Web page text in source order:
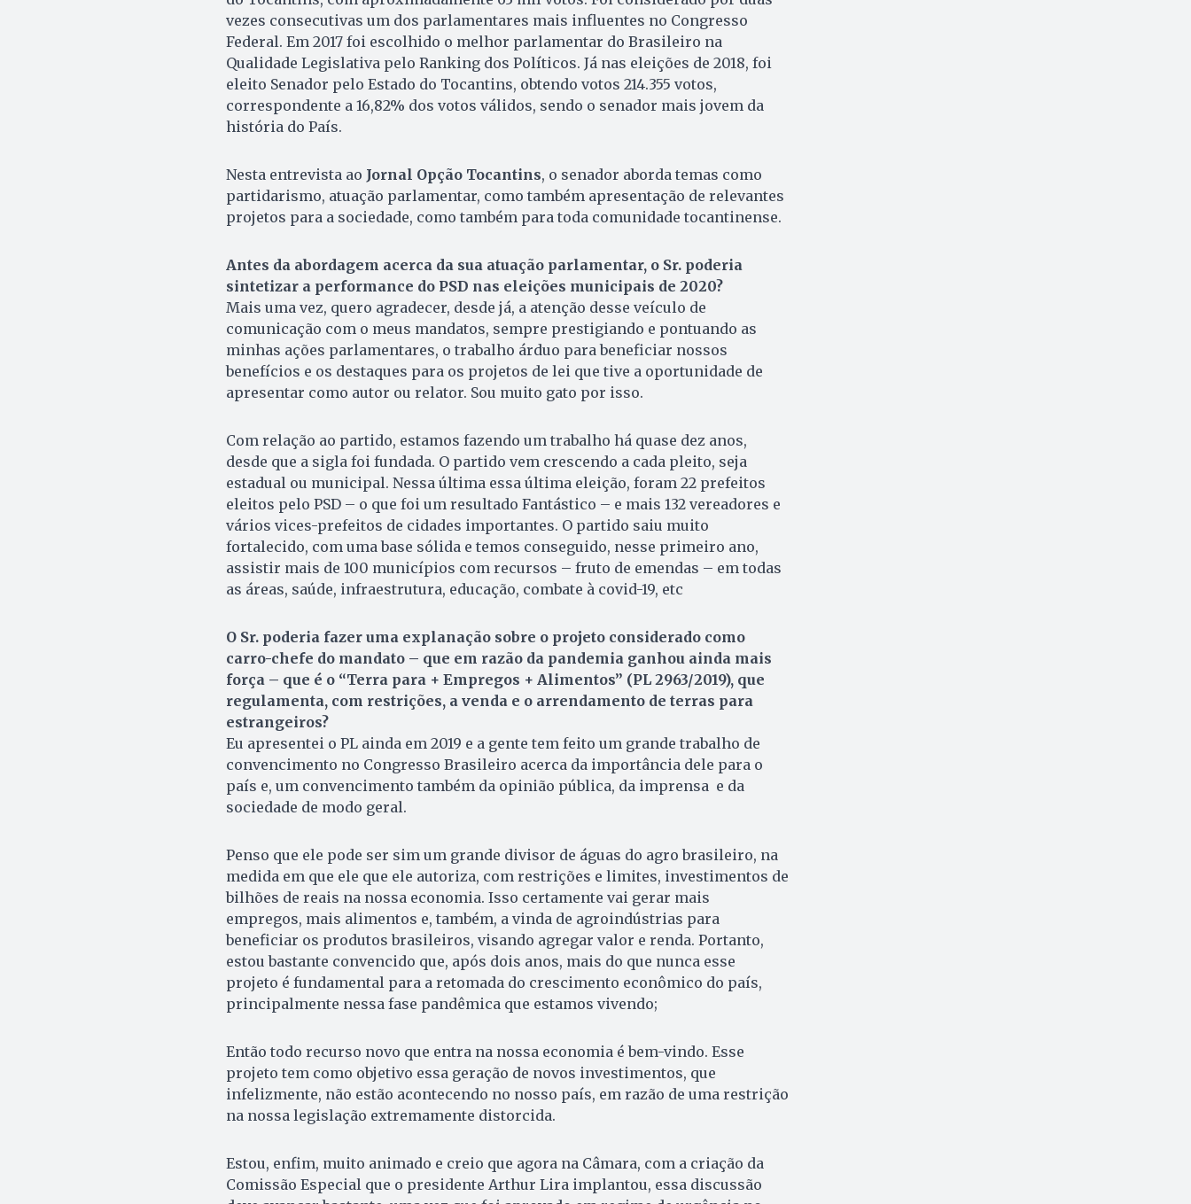
vezes consecutivas um dos parlamentares mais influentes no Congresso
Federal. Em 2017 foi escolhido o melhor parlamentar do Brasileiro na
Qualidade Legislativa pelo Ranking dos Políticos. Já nas eleições de 2018, foi
eleito Senador pelo Estado do Tocantins, obtendo votos 214.355 votos,
correspondente a 16,82% dos votos válidos, sendo o senador mais jovem da
história do País.
Nesta entrevista ao Jornal Opção Tocantins, o senador aborda temas como
partidarismo, atuação parlamentar, como também apresentação de relevantes
projetos para a sociedade, como também para toda comunidade tocantinense.
Antes da abordagem acerca da sua atuação parlamentar, o Sr. poderia
sintetizar a performance do PSD nas eleições municipais de 2020?
Mais uma vez, quero agradecer, desde já, a atenção desse veículo de
comunicação com o meus mandatos, sempre prestigiando e pontuando as
minhas ações parlamentares, o trabalho árduo para beneficiar nossos
benefícios e os destaques para os projetos de lei que tive a oportunidade de
apresentar como autor ou relator. Sou muito gato por isso.
Com relação ao partido, estamos fazendo um trabalho há quase dez anos,
desde que a sigla foi fundada. O partido vem crescendo a cada pleito, seja
estadual ou municipal. Nessa última essa última eleição, foram 22 prefeitos
eleitos pelo PSD – o que foi um resultado Fantástico – e mais 132 vereadores e
vários vices-prefeitos de cidades importantes. O partido saiu muito
fortalecido, com uma base sólida e temos conseguido, nesse primeiro ano,
assistir mais de 100 municípios com recursos – fruto de emendas – em todas
as áreas, saúde, infraestrutura, educação, combate à covid-19, etc
O Sr. poderia fazer uma explanação sobre o projeto considerado como
carro-chefe do mandato – que em razão da pandemia ganhou ainda mais
força – que é o “Terra para + Empregos + Alimentos” (PL 2963/2019), que
regulamenta, com restrições, a venda e o arrendamento de terras para
estrangeiros?
Eu apresentei o PL ainda em 2019 e a gente tem feito um grande trabalho de
convencimento no Congresso Brasileiro acerca da importância dele para o
país e, um convencimento também da opinião pública, da imprensa e da
sociedade de modo geral.
Penso que ele pode ser sim um grande divisor de águas do agro brasileiro, na
medida em que ele que ele autoriza, com restrições e limites, investimentos de
bilhões de reais na nossa economia. Isso certamente vai gerar mais
empregos, mais alimentos e, também, a vinda de agroindústrias para
beneficiar os produtos brasileiros, visando agregar valor e renda. Portanto,
estou bastante convencido que, após dois anos, mais do que nunca esse
projeto é fundamental para a retomada do crescimento econômico do país,
principalmente nessa fase pandêmica que estamos vivendo;
Então todo recurso novo que entra na nossa economia é bem-vindo. Esse
projeto tem como objetivo essa geração de novos investimentos, que
infelizmente, não estão acontecendo no nosso país, em razão de uma restrição
na nossa legislação extremamente distorcida.
Estou, enfim, muito animado e creio que agora na Câmara, com a criação da
Comissão Especial que o presidente Arthur Lira implantou, essa discussão